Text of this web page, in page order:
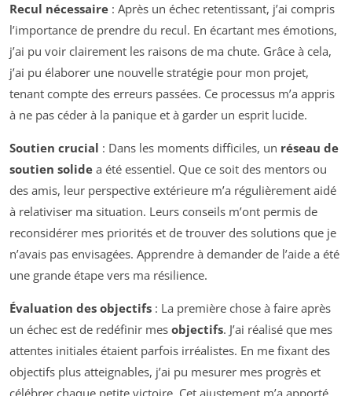
Recul nécessaire : Après un échec retentissant, j’ai compris
l’importance de prendre du recul. En écartant mes émotions,
j’ai pu voir clairement les raisons de ma chute. Grâce à cela,
j’ai pu élaborer une nouvelle stratégie pour mon projet,
tenant compte des erreurs passées. Ce processus m’a appris
à ne pas céder à la panique et à garder un esprit lucide.
Soutien crucial : Dans les moments difficiles, un réseau de
soutien solide a été essentiel. Que ce soit des mentors ou
des amis, leur perspective extérieure m’a régulièrement aidé
à relativiser ma situation. Leurs conseils m’ont permis de
reconsidérer mes priorités et de trouver des solutions que je
n’avais pas envisagées. Apprendre à demander de l’aide a été
une grande étape vers ma résilience.
Évaluation des objectifs : La première chose à faire après
un échec est de redéfinir mes objectifs. J’ai réalisé que mes
attentes initiales étaient parfois irréalistes. En me fixant des
objectifs plus atteignables, j’ai pu mesurer mes progrès et
célébrer chaque petite victoire. Cet ajustement m’a apporté